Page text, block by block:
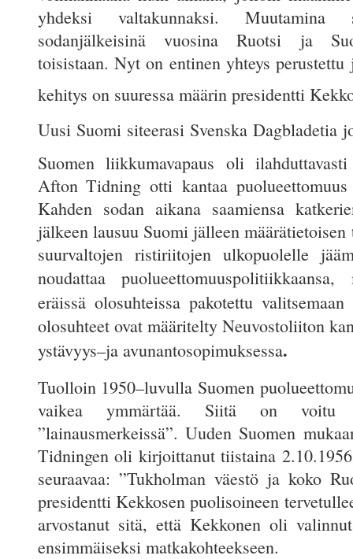
yhdeksi valtakunnaksi. Muutamina
sodanjälkeisinä vuosina Ruotsi ja
toisistaan. Nyt on entinen yhteys perustettu
kehitys on suuressa määrin presidentti
Uusi Suomi siteerasi Svenska Dagbladetia
Suomen liikkumavapaus oli
Afton Tidningotti kantaa puolueettomuus
Kahden sodan aikana saamiensa
jälkeen lausuu Suomi jälleen määrätietoisen
suurvaltojen ristiriitojen ulkopuolelle
noudattaa
eräissä olosuhteissa pakotettu valitsemaan
olosuhteet ovat määritelty Neuvostoliiton
ystävyys–ja avunantosopimuksessa.
Tuolloin 1950–luvulla Suomen
vaikea ymmärtää. Siitä on voitu
”lainausmerkeissä”. Uuden Suomen
Tidningen oli kirjoittanut tiistaina
seuraavaa: ”Tukholman väestö ja koko
presidentti Kekkosen puolisoineen
arvostanut sitä, että Kekkonen oli
ensimmäiseksi matkakohteekseen.